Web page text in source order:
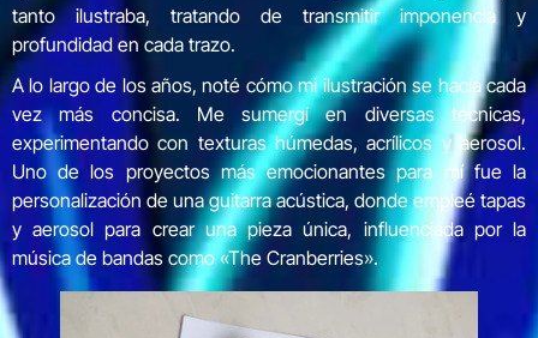
tanto ilustraba, tratando de transmitir imponencia y
profundidad en cada trazo.
A lo largo de los años, noté cómo mi ilustración se hacía cada
vez más concisa. Me sumergí en diversas técnicas,
experimentando con texturas húmedas, acrílicos y aerosol.
Uno de los proyectos más emocionantes para mí fue la
personalización de una guitarra acústica, donde empleé tapas
y aerosol para crear una pieza única, influenciada por la
música de bandas como «The Cranberries».